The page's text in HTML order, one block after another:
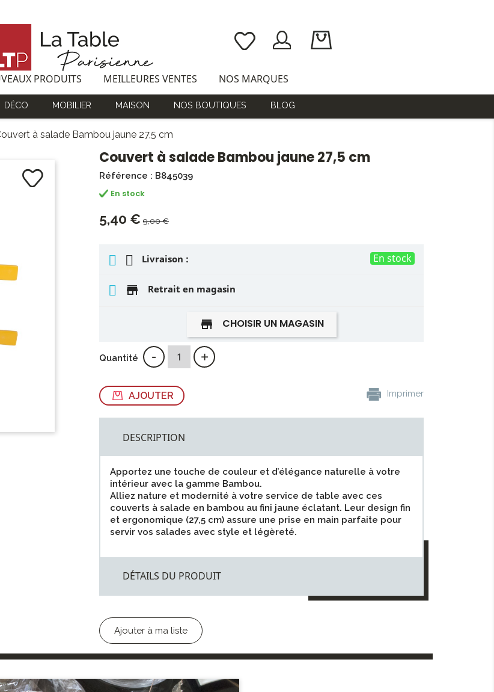
PRODUITS MEILLEURES VENTES NOS MARQUES
DÉCO MOBILIER MAISON NOS BOUTIQUES BLOG
à salade Bambou jaune 27,5 cm
Couvert à salade Bambou jaune 27,5 cm
Référence : B845039
En stock
5,40 € 9,00 €
Livraison : En stock
store Retrait en magasin
store CHOISIR UN MAGASIN
Quantité - +
AJOUTER Imprimer
DESCRIPTION
Apportez une touche de couleur et d’élégance naturelle à votre
intérieur avec la gamme Bambou.
Alliez nature et modernité à votre service de table avec ces
couverts à salade en bambou au fini jaune éclatant. Leur design fin
et ergonomique (27,5 cm) assure une prise en main parfaite pour
servir vos salades avec style et légèreté.
DÉTAILS DU PRODUIT
Ajouter à ma liste